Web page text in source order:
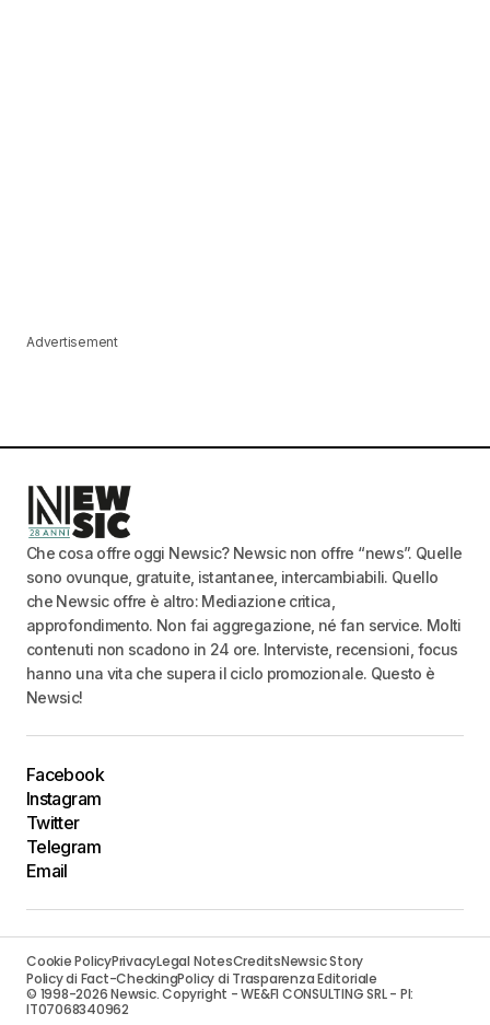
Advertisement
Che cosa offre oggi Newsic? Newsic non offre “news”. Quelle
sono ovunque, gratuite, istantanee, intercambiabili. Quello
che Newsic offre è altro: Mediazione critica,
approfondimento. Non fai aggregazione, né fan service. Molti
contenuti non scadono in 24 ore. Interviste, recensioni, focus
hanno una vita che supera il ciclo promozionale. Questo è
Newsic!
Facebook
Instagram
Twitter
Telegram
Email
Cookie PolicyPrivacyLegal NotesCreditsNewsic Story
Policy di Fact-CheckingPolicy di Trasparenza Editoriale
© 1998-2026 Newsic. Copyright - WE&FI CONSULTING SRL - PI:
IT07068340962